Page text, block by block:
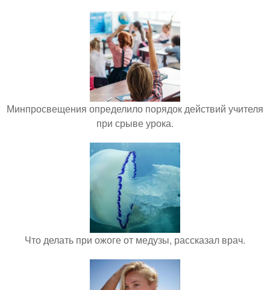
Минпросвещения определило порядок действий учителя
при срыве урока.
Что делать при ожоге от медузы, рассказал врач.